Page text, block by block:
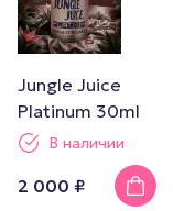
Jungle Juice
Platinum 30ml
В наличии
2 000 ₽